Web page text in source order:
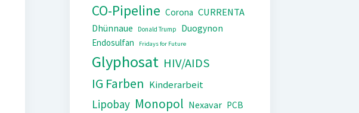
CO-Pipeline Corona CURRENTA
Dhünnaue Donald Trump
Duogynon
Endosulfan
Fridays for Future
Glyphosat HIV/AIDS
IG Farben Kinderarbeit
Lipobay Monopol Nexavar PCB